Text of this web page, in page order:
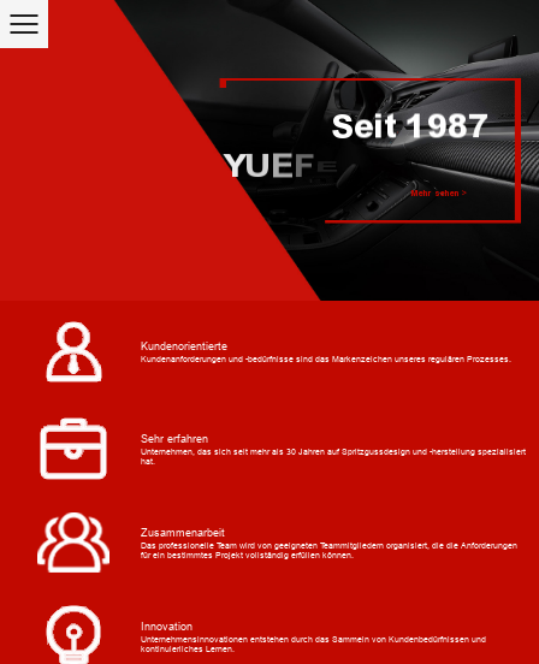
Kundenorientierte
Kundenanforderungen und -bedürfnisse sind das Markenzeichen unseres regulären Prozesses.
Sehr erfahren
Unternehmen, das sich seit mehr als 30 Jahren auf Spritzgussdesign und -herstellung spezialisiert
hat.
Zusammenarbeit
Das professionelle Team wird von geeigneten Teammitgliedern organisiert, die die Anforderungen
für ein bestimmtes Projekt vollständig erfüllen können.
Innovation
Unternehmensinnovationen entstehen durch das Sammeln von Kundenbedürfnissen und
kontinuierliches Lernen.